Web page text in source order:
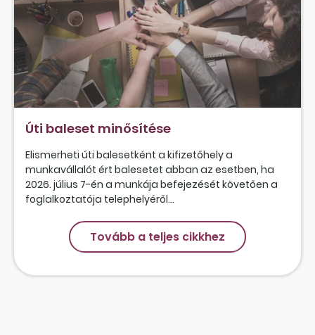
Úti baleset minősítése
Elismerheti úti balesetként a kifizetőhely a
munkavállalót ért balesetet abban az esetben, ha
2026. július 7-én a munkája befejezését követően a
foglalkoztatója telephelyéről...
Tovább a teljes cikkhez